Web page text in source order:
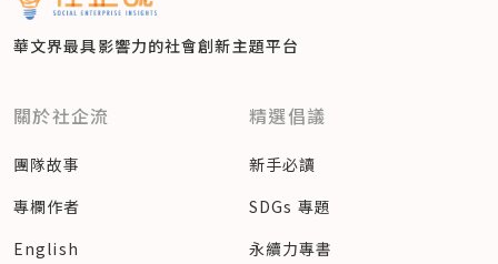
華文界最具影響力的社會創新主題平台
關於社企流
團隊故事
專欄作者
English
精選倡議
新手必讀
SDGs 專題
永續力專書